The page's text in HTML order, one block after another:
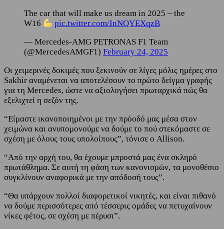
The car that will make us dream in 2025 – the
W16
pic.twitter.com/InNQYEXqzB
— Mercedes-AMG PETRONAS F1 Team
(@MercedesAMGF1) February 24, 2025
Οι χειμερινές δοκιμές που ξεκινούν σε λίγες μόλις ημέρες στο
Sakhir αναμένεται να αποτελέσουν το πρώτο δείγμα γραφής
για τη Mercedes, ώστε να αξιολογήσει πρωταρχικά πώς θα
εξελιχτεί η σεζόν της.
“Είμαστε ικανοποιημένοι με την πρόοδό μας μέσα στον
χειμώνα και ανυπομονούμε να δούμε το πού στεκόμαστε σε
σχέση με όλους τους υπολοίπους”, τόνισε ο Allison.
“Από την αρχή του, θα έχουμε μπροστά μας ένα σκληρό
πρωτάθλημα. Σε αυτή τη φάση των κανονισμών, τα μονοθέσιο
συγκλίνουν αναφορικά με την απόδοσή τους”.
“Θα υπάρχουν πολλοί διαφορετικοί νικητές, και είναι πιθανό
να δούμε περισσότερες από τέσσερις ομάδες να πετυχαίνουν
νίκες φέτος, σε σχέση με πέρυσι”.